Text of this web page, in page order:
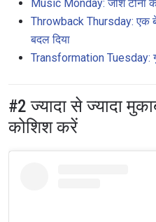
Music Monday: जोश टोना
Throwback Thursday: एक
बदल दिया
Transformation Tuesday:
#2 ज्यादा से ज्यादा
कोशिश करें